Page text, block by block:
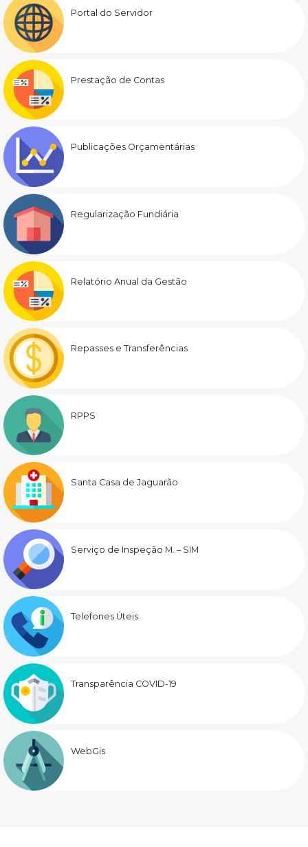
Portal do Servidor
Prestação de Contas
Publicações Orçamentárias
Regularização Fundiária
Relatório Anual da Gestão
Repasses e Transferências
RPPS
Santa Casa de Jaguarão
Serviço de Inspeção M. – SIM
Telefones Úteis
Transparência COVID-19
WebGis